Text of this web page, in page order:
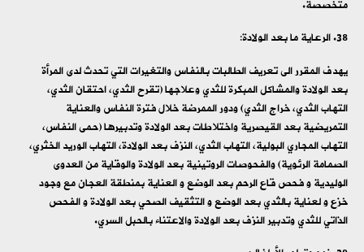
متخصصة.
الرعاية ما بعد الولادة:
يهدف المقرر الى تعريف الطالبات بالنفاس والتغيرات التي تحدث لدى المرأة
بعد الولادة والمشاكل المبكرة للثدي وعلاجها (تقرح الثدي، احتقان الثدي،
التهاب الثدي، خراج الثدي) ودور الممرضة خلال فترة النفاس والعناية
التمريضية بعد القيصرية واختلاطات بعد الولادة وتدبيرها (حمى النفاس،
التهاب المجاري البولية، التهاب الثدي، النزف بعد الولادة، التهاب الوريد الخثري،
الصمامة الرئوية) والفحوصات الروتينية بعد الولادة والوقاية من العدوى
الوليدية و فحص قاع الرحم بعد الوضع و العناية بمنطقة العجان مع وجود
خزع و لعناية بالثدي بعد الوضع و التثقيف الصحي بعد الولادة و الفحص
الذاتي للثدي وتدبير النزف بعد الولادة والاعتناء بالحبل السري.